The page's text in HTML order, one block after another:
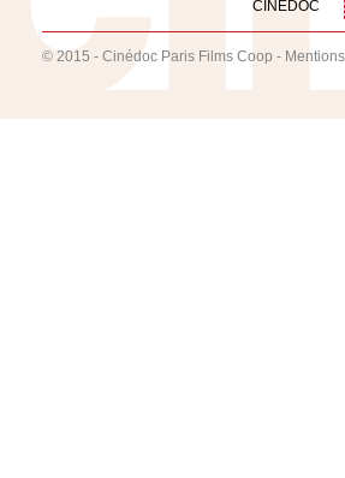
CINÉDOC
© 2015 - Cinédoc Paris Films Coop -